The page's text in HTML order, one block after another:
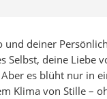
und deiner
deine Liebe
es blüht nur in
Klima von Stille –